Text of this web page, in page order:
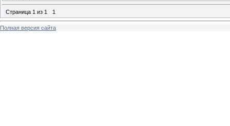
Страница 1 из 1 1
Полная версия сайта